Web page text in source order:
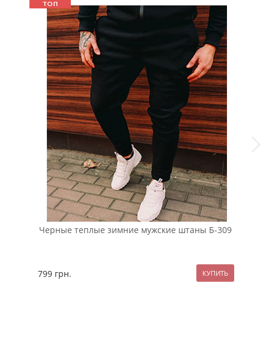
Черные теплые зимние мужские штаны Б-309
799 грн.